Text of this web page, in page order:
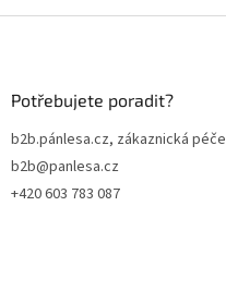
Potřebujete poradit?
b2b.pánlesa.cz, zákaznická péče
b2b@panlesa.cz
+420 603 783 087